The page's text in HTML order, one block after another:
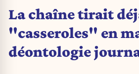
La chaîne tirait
"casseroles" en
déontologie